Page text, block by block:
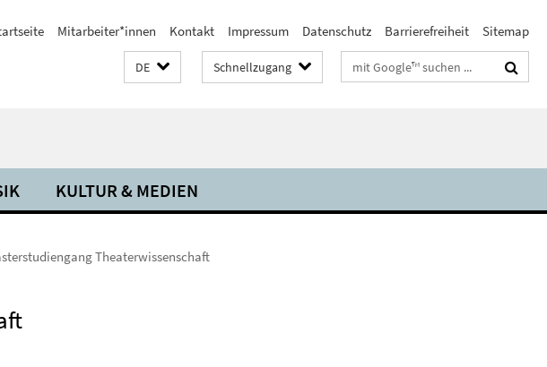
Mitarbeiter*innen Kontakt Impressum Datenschutz Barrierefreiheit Sitemap
DE Schnellzugang Suchbegriffe
KULTUR & MEDIEN
Theaterwissenschaft